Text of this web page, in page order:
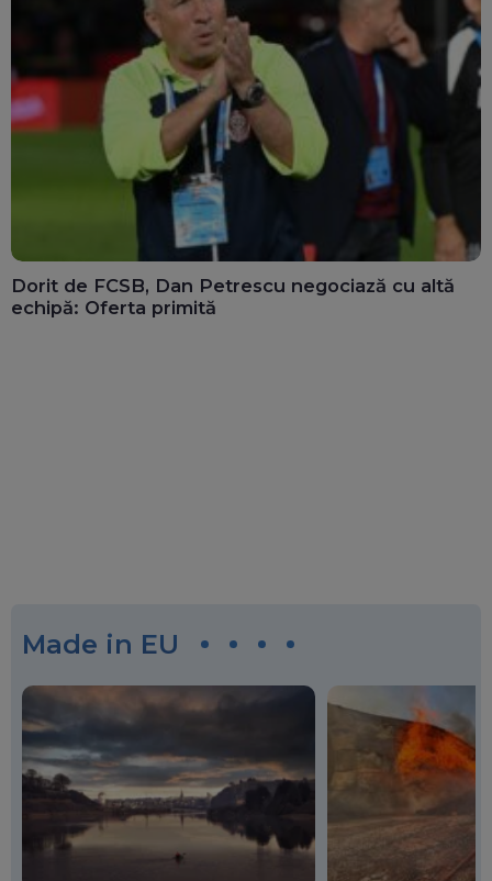
Dorit de FCSB, Dan Petrescu negociază cu altă
echipă: Oferta primită
Made in EU